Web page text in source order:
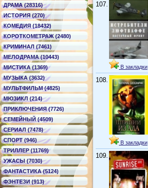
ДРАМА (28316)
ИСТОРИЯ (270)
КОМЕДИЯ (18432)
КОРОТКОМЕТРАЖ (2480)
КРИМИНАЛ (7461)
МЕЛОДРАМА (10443)
МИСТИКА (1369)
МУЗЫКА (3632)
МУЛЬТФИЛЬМ (4825)
МЮЗИКЛ (214)
ПРИКЛЮЧЕНИЯ (7726)
СЕМЕЙНЫЙ (4509)
СЕРИАЛ (7478)
СПОРТ (946)
ТРИЛЛЕР (11769)
УЖАСЫ (7030)
ФАНТАСТИКА (5124)
ФЭНТЕЗИ (913)
107.
В закладки
108.
В закладки
109.